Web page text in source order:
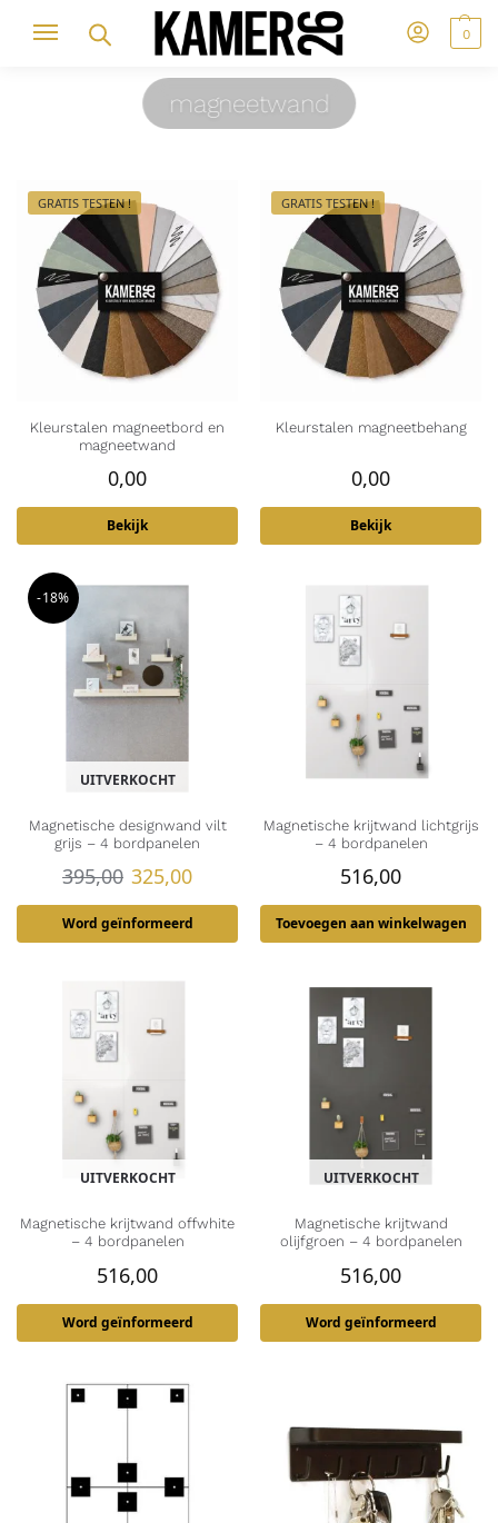
0
magneetwand
GRATIS TESTEN !
Kleurstalen magneetbord en
magneetwand
0,00
Bekijk
GRATIS TESTEN !
Kleurstalen magneetbehang
0,00
Bekijk
-18%
UITVERKOCHT
Magnetische designwand vilt
grijs – 4 bordpanelen
395,00 325,00
Word geïnformeerd
Magnetische krijtwand lichtgrijs
– 4 bordpanelen
516,00
Toevoegen aan winkelwagen
UITVERKOCHT
Magnetische krijtwand offwhite
– 4 bordpanelen
516,00
Word geïnformeerd
UITVERKOCHT
Magnetische krijtwand
olijfgroen – 4 bordpanelen
516,00
Word geïnformeerd